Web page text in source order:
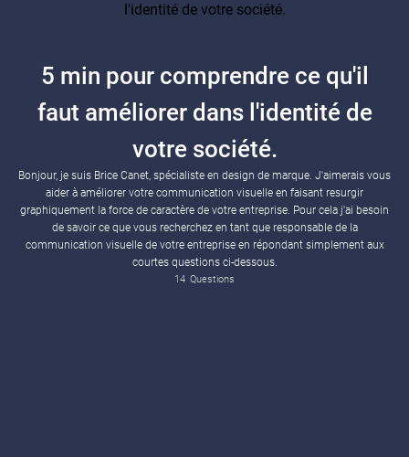
5 min pour comprendre ce qu'il
faut améliorer dans l'identité de
votre société.
Bonjour, je suis Brice Canet, spécialiste en design de marque. J'aimerais vous
aider à améliorer votre communication visuelle en faisant resurgir
graphiquement la force de caractère de votre entreprise. Pour cela j'ai besoin
de savoir ce que vous recherchez en tant que responsable de la
communication visuelle de votre entreprise en répondant simplement aux
courtes questions ci-dessous.
14 Questions